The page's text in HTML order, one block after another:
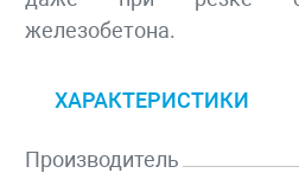
железобетона.
ХАРАКТЕРИСТИКИ
Производитель